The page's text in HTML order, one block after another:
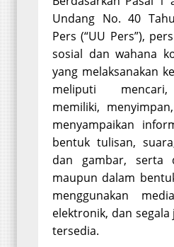
Undang No. 40
Pers (“UU Pers”),
sosial dan wahana
yang melaksanakan
meliputi
memiliki,
menyampaikan
bentuk tulisan,
dan gambar, serta
maupun dalam
menggunakan
elektronik, dan
tersedia.